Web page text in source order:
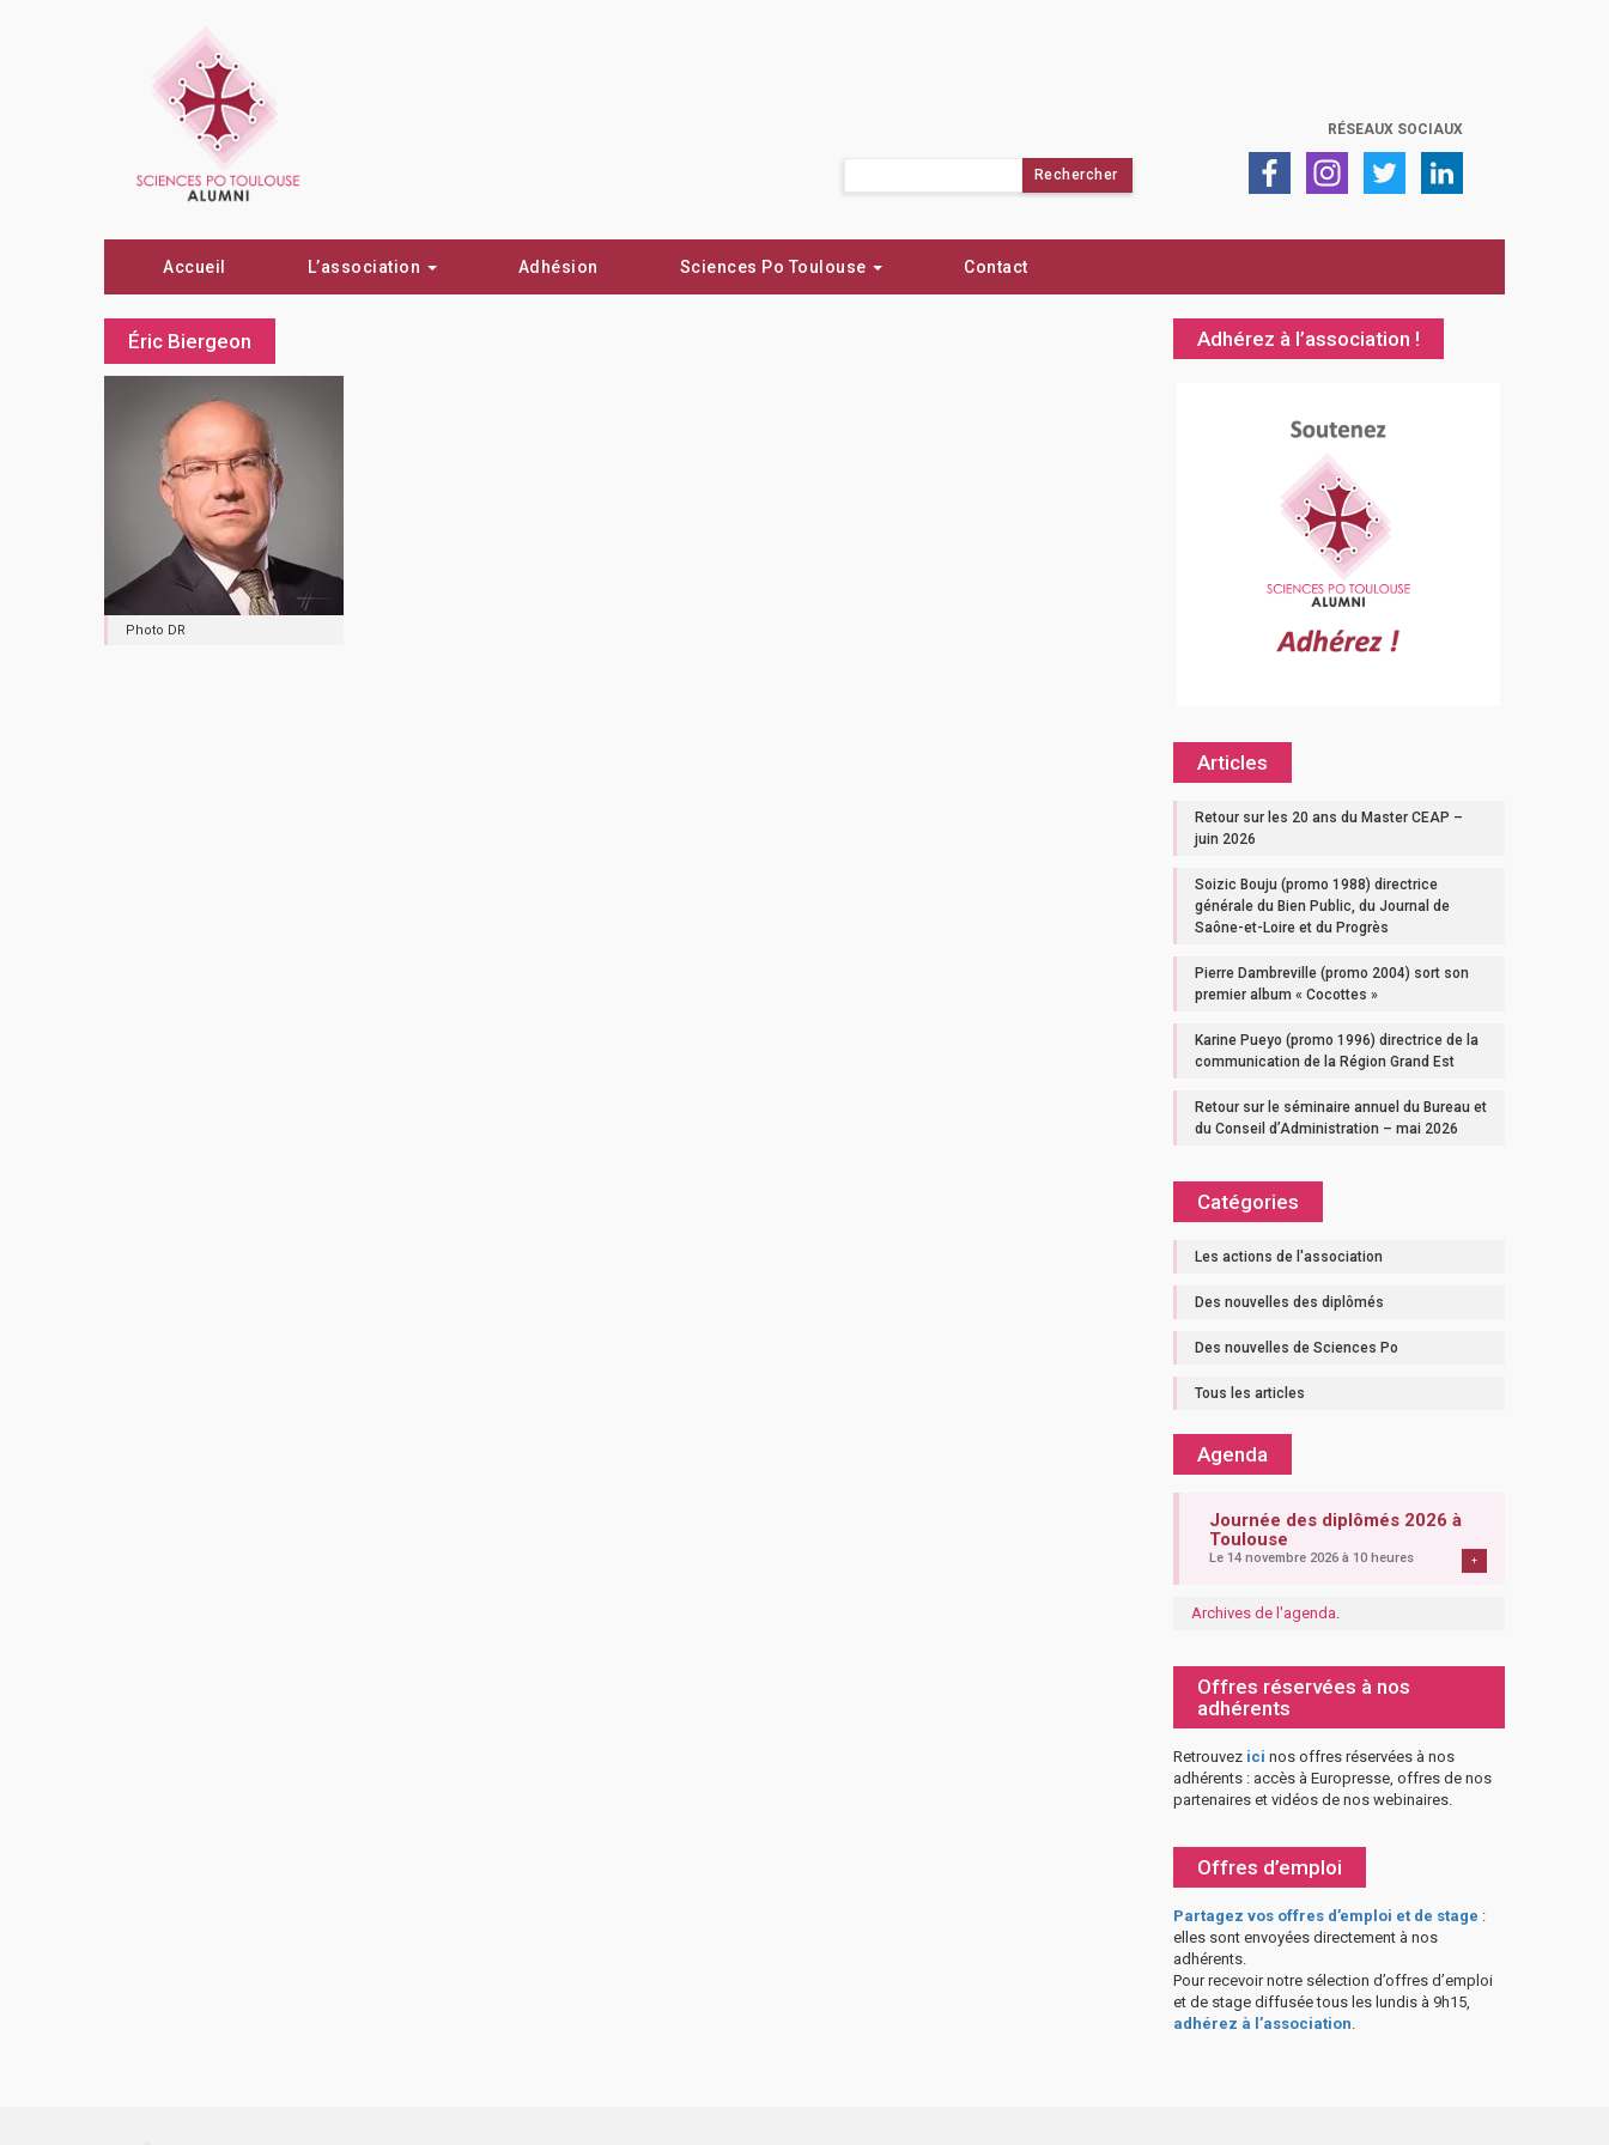
RÉSEAUX SOCIAUX
Accueil L’association Adhésion Sciences Po Toulouse Contact
Éric Biergeon
Photo DR
Adhérez à l’association !
Articles
Retour sur les 20 ans du Master CEAP –
juin 2026
Soizic Bouju (promo 1988) directrice
générale du Bien Public, du Journal de
Saône-et-Loire et du Progrès
Pierre Dambreville (promo 2004) sort son
premier album « Cocottes »
Karine Pueyo (promo 1996) directrice de la
communication de la Région Grand Est
Retour sur le séminaire annuel du Bureau et
du Conseil d’Administration – mai 2026
Catégories
Les actions de l'association
Des nouvelles des diplômés
Des nouvelles de Sciences Po
Tous les articles
Agenda
Journée des diplômés 2026 à
Toulouse
Le 14 novembre 2026 à 10 heures +
Archives de l'agenda.
Offres réservées à nos
adhérents
Retrouvez ici nos offres réservées à nos
adhérents : accès à Europresse, offres de nos
partenaires et vidéos de nos webinaires.
Offres d’emploi
Partagez vos offres d’emploi et de stage :
elles sont envoyées directement à nos
adhérents.
Pour recevoir notre sélection d’offres d’emploi
et de stage diffusée tous les lundis à 9h15,
adhérez à l’association.